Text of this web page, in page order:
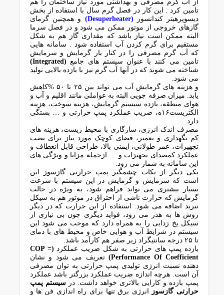
از آب گرم مصرفی و بهداشتی مورد نیاز ساختمان را هم
تامین کرد . این کار در فصل گرم سال با استفاده از بخش
دیسوپرهیتر کندانسور (Desuperheater)
و همچنین گرمای
گازهای خروجی از موتور ممکن می شود و در فصل سرما
البته ممکن است نیاز باشد که مقداری گاز هم به شکل
مستقیم برای گرم کردن آب استفاده شود . سامانه هایی
که آب گرم مصرفی را در کنار بار گرمایش و سرمایش
تامین می کنند با عنوان سیستم های جامع (Integrated)
شناخته می شوند که در آنها آب گرم نیز با بازده بالایی تولید
می شود.
و هزینه های گرمایش آب می تواند بین ۲۵ تا ۵۰ %کاهش
یابد. میزان صرفه جویی البته به عواملی مانند اقلیم و آب و
هوای منطقه، بازده سیستم گرمایش، هزینه سوخت، هزینه
الکتریست۱۶ه، ضریب عملکرد پمپ حرارتی و … بستگی
دارد.
مصرف اندک انرژی، سازگاری با محیط زیست، هزینه های
کم نگهداری و تعمیر، فضای کوچک مورد نیاز برای نصب
تجهیزات، عمر طولانی، ایمنی بالا، طراحی قابل انعطاف و
عملکرد کمصدای تجهیزات و … ازجمله مزایا و ویژگی های
این سامانه به شمار می رود.
یکی دیگر از نکات چشمگیر پمپ حرارتی گازسوز این
است که سرمایش و گرمایش در این سیستم با سرعت
بسیار بیشتری می تواند فراهم شود، به ویژه در حالت
گرمایش که حرارت ناشی از احتراق در موتور هم به سیکل
تبرید اضافه می شود. استفاده از این حرارت که در دیگر
روش ها به هدر می رود، فواید دیگری چون بی نیازی از
سیکل یخ زدایی را به همراه دارد که موجب می شود این
سیستم در شرایط آب و هوایی خاص و محیط های با دمای
تا ۲۵ درجه سانتیگراد زیر صفر هم کارآمد باشد.
بازده پمپ های حرارتی به شکل ضریب عملکرد
(COP =
Performance Of Coefficient) تعریف می شود و نشان
دهنده نسبت انرژی تولیدی پمپ حرارتی به توان مصرفی
آن است. هرچه اندازه ضریب عملکرد بزرگتر باشد عملکرد
پمپ بازده و کارایی بالاتری خواهد داشت. درسیستم پمپ
حرارتی گازسوز
انرژی برق تنها برای راه اندازی فن ها و